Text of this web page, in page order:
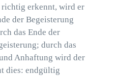
richtig erkennt, wird er
der Begeisterung
das Ende der
durch das
Anhaftung wird der
dies: endgültig